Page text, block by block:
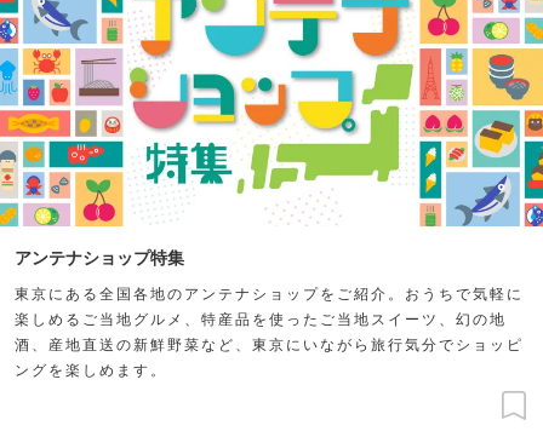
アンテナショップ特集
東京にある全国各地のアンテナショップをご紹介。おうちで気軽に
楽しめるご当地グルメ、特産品を使ったご当地スイーツ、幻の地
酒、産地直送の新鮮野菜など、東京にいながら旅行気分でショッピ
ングを楽しめます。